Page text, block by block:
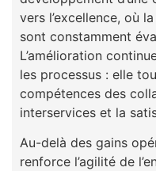
vers l’excellence, où
sont constamment
L’amélioration
les processus : elle
compétences des
interservices et la
Au-delà des gains
renforce l’agilité de